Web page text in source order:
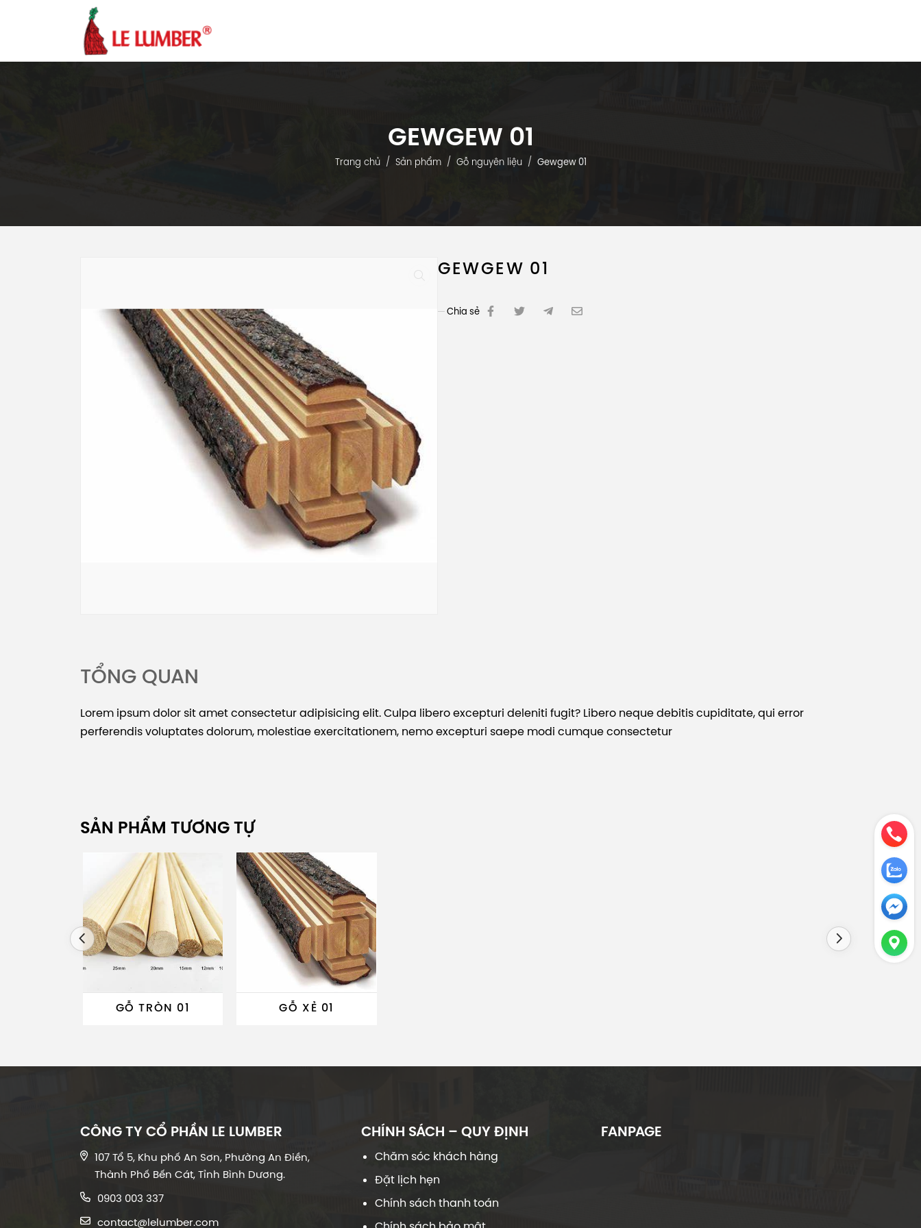
GEWGEW 01
Trang chủ Sản phẩm Gỗ nguyên liệu Gewgew 01
GEWGEW 01
Chia sẻ
TỔNG QUAN
Lorem ipsum dolor sit amet consectetur adipisicing elit. Culpa libero excepturi deleniti fugit? Libero neque debitis cupiditate, qui error
perferendis voluptates dolorum, molestiae exercitationem, nemo excepturi saepe modi cumque consectetur
SẢN PHẨM TƯƠNG TỰ
GỖ TRÒN 01 GỖ XẺ 01
CÔNG TY CỔ PHẦN LE LUMBER
107 Tổ 5, Khu phố An Sơn, Phường An Điền,
Thành Phố Bến Cát, Tỉnh Bình Dương.
0903 003 337
contact@lelumber.com
CHÍNH SÁCH – QUY ĐỊNH
Chăm sóc khách hàng
Đặt lịch hẹn
Chính sách thanh toán
FANPAGE